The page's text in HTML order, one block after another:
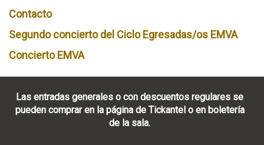
Contacto
Segundo concierto del Ciclo Egresadas/os EMVA
Concierto EMVA
Las entradas generales o con descuentos regulares se
pueden comprar en la página de Tickantel o en boletería
de la sala.